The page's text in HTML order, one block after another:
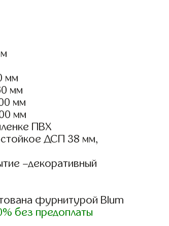
мм
мм
мм
мм
ПВХ
ДСП 38 мм,
–декоративный
фурнитурой Blum
без предоплаты